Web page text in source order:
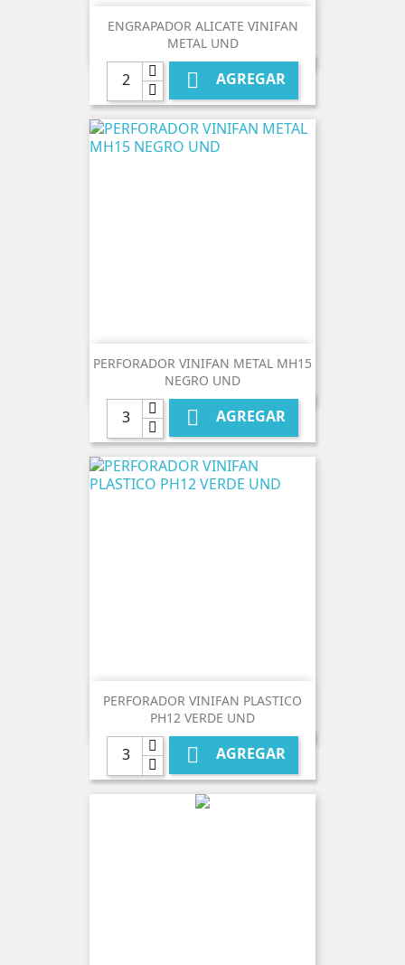
ENGRAPADOR ALICATE VINIFAN
METAL UND
 AGREGAR
PERFORADOR VINIFAN METAL MH15
NEGRO UND
 AGREGAR
PERFORADOR VINIFAN PLASTICO
PH12 VERDE UND
 AGREGAR